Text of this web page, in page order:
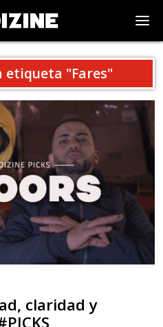
etiqueta "Fares"
claridad y